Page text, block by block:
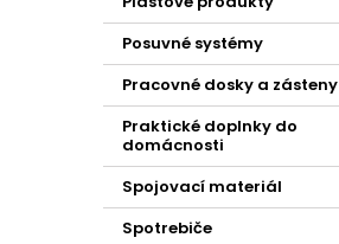
Posuvné systémy
Pracovné dosky a zásteny
Praktické doplnky do
domácnosti
Spojovací materiál
Spotrebiče